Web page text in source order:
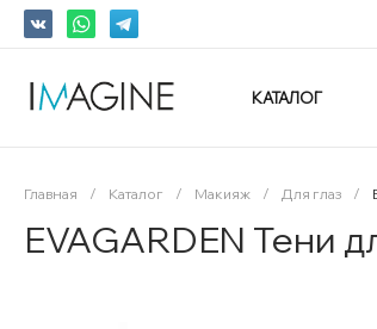
КАТАЛОГ
Главная / Каталог / Макияж / Для глаз /
EVAGARDEN Тени